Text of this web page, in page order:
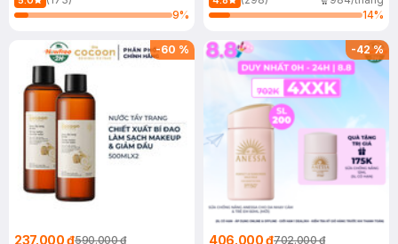
9%
14%
-60 %
237.000 ₫590.000 ₫
-42%
406.000 ₫702.000 ₫